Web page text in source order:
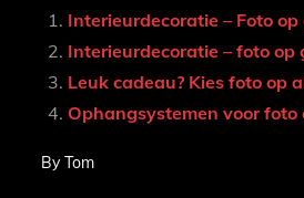
Interieurdecoratie – Foto op
Interieurdecoratie – foto op
Leuk cadeau? Kies foto op
Ophangsystemen voor foto
ByTom